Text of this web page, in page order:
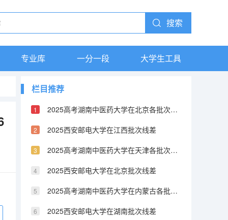
搜索
专业库 一分一段 大学生工具
栏目推荐
2025高考湖南中医药大学在北京各批次选科要求介绍（2026参考）
2025西安邮电大学在江西批次线差
2025高考湖南中医药大学在天津各批次选科要求介绍（2026参考）
2025西安邮电大学在北京批次线差
2025高考湖南中医药大学在内蒙古各批次选科要求介绍（2026参考）
2025西安邮电大学在湖南批次线差